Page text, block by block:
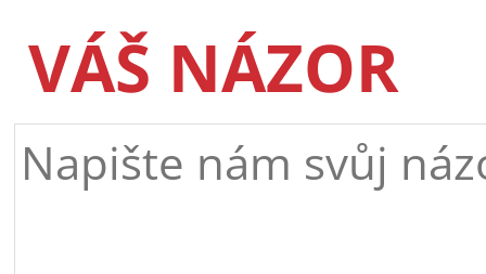
VÁŠ NÁZOR